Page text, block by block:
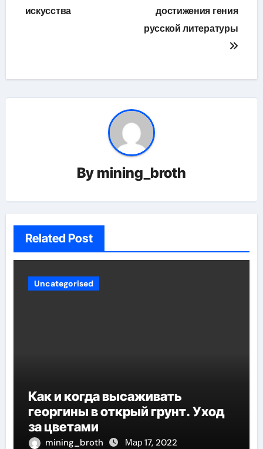
искусства
достижения гения
русской литературы
By mining_broth
Related Post
Uncategorised
Как и когда высаживать
георгины в открый грунт. Уход
за цветами
mining_broth Мар 17, 2022